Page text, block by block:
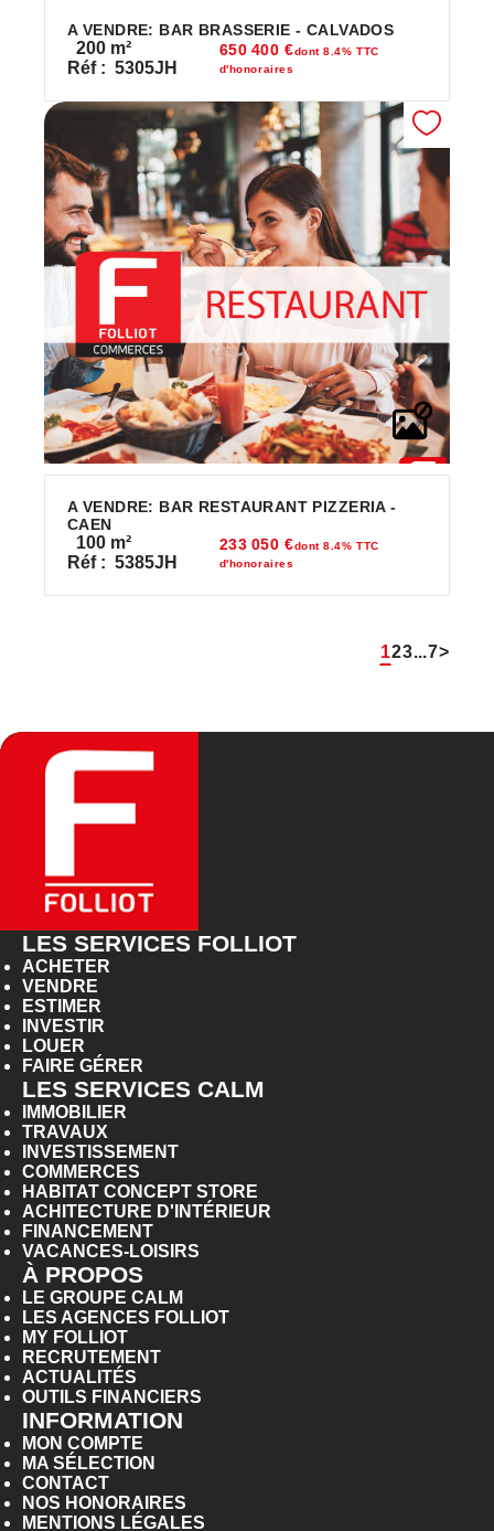
A VENDRE: BAR BRASSERIE - CALVADOS
200 m²
Réf : 5305JH
650 400 €dont 8.4% TTC
d'honoraires
A VENDRE: BAR RESTAURANT PIZZERIA -
CAEN
100 m²
Réf : 5385JH
233 050 €dont 8.4% TTC
d'honoraires
123...7>
LES SERVICES FOLLIOT
ACHETER
VENDRE
ESTIMER
INVESTIR
LOUER
FAIRE GÉRER
LES SERVICES CALM
IMMOBILIER
TRAVAUX
INVESTISSEMENT
COMMERCES
HABITAT CONCEPT STORE
ACHITECTURE D'INTÉRIEUR
FINANCEMENT
VACANCES-LOISIRS
À PROPOS
LE GROUPE CALM
LES AGENCES FOLLIOT
MY FOLLIOT
RECRUTEMENT
ACTUALITÉS
OUTILS FINANCIERS
INFORMATION
MON COMPTE
MA SÉLECTION
CONTACT
NOS HONORAIRES
MENTIONS LÉGALES